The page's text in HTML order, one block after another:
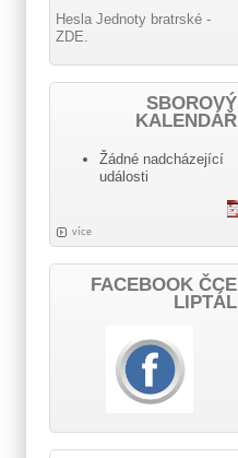
Hesla Jednoty bratrské -
ZDE.
SBOROVÝ
KALENDÁŘ
Žádné nadcházející
události
více
FACEBOOK ČCE
LIPTÁL